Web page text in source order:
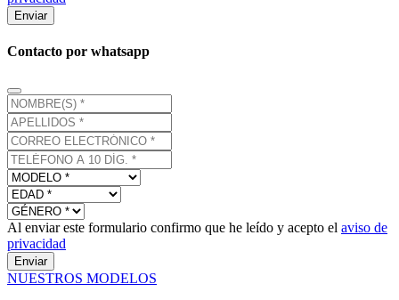
Enviar
Contacto por whatsapp
Al enviar este formulario confirmo que he leído y acepto el aviso de
privacidad
Enviar
NUESTROS MODELOS